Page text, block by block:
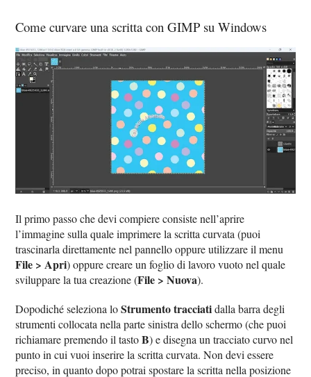
Come curvare una scritta con GIMP su Windows
Il primo passo che devi compiere consiste nell’aprire
l’immagine sulla quale imprimere la scritta curvata (puoi
trascinarla direttamente nel pannello oppure utilizzare il menu
File > Apri) oppure creare un foglio di lavoro vuoto nel quale
sviluppare la tua creazione (File > Nuova).
Dopodiché seleziona loStrumento tracciatidalla barra degli
strumenti collocata nella parte sinistra dello schermo (che puoi
richiamare premendo il tastoB) e disegna un tracciato curvo nel
punto in cui vuoi inserire la scritta curvata. Non devi essere
preciso, in quanto dopo potrai spostare la scritta nella posizione